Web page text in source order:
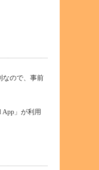
なので、事前
」が利用